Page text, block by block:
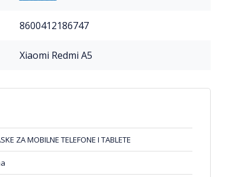
8600412186747
Xiaomi Redmi A5
ZA MOBILNE TELEFONE I TABLETE